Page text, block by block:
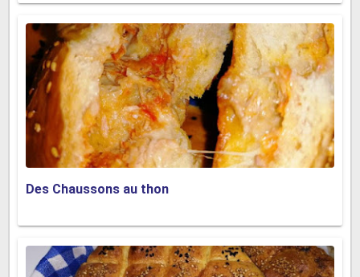
Des Chaussons au thon